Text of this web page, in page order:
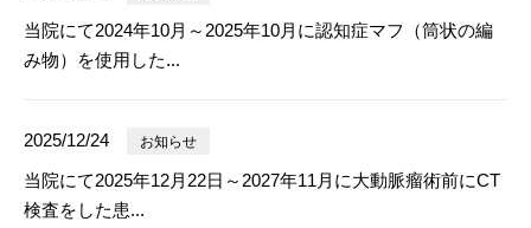
当院にて2024年10月～2025年10月に認知症マフ（筒状の編
み物）を使用した...
2025/12/24 お知らせ
当院にて2025年12月22日～2027年11月に大動脈瘤術前にCT
検査をした患...